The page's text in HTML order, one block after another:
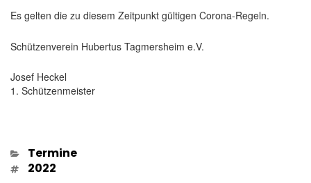
Es gelten die zu diesem Zeitpunkt gültigen Corona-Regeln.
Schützenverein Hubertus Tagmersheim e.V.
Josef Heckel
1. Schützenmeister
Kategorien
Termine
Schlagwörter
2022